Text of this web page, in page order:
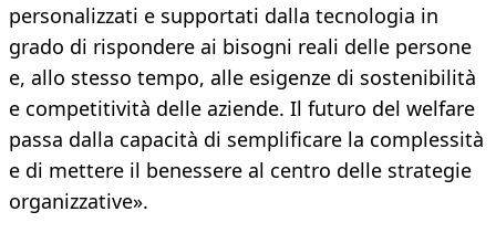
personalizzati e supportati dalla tecnologia in
grado di rispondere ai bisogni reali delle persone
e, allo stesso tempo, alle esigenze di sostenibilità
e competitività delle aziende. Il futuro del welfare
passa dalla capacità di semplificare la complessità
e di mettere il benessere al centro delle strategie
organizzative».